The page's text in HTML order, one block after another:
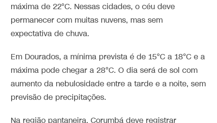
máxima de 22°C. Nessas cidades, o céu deve
permanecer com muitas nuvens, mas sem
expectativa de chuva.
Em Dourados, a mínima prevista é de 15°C a 18°C e a
máxima pode chegar a 28°C. O dia será de sol com
aumento da nebulosidade entre a tarde e a noite, sem
previsão de precipitações.